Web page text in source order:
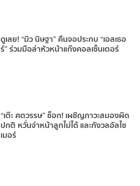
ดูเลย! “มิว นิษฐา” คืนจอประกบ “เอสเธอ
ร์” ร่วมมือล่าหัวหน้าแก๊งคอลเซ็นเตอร์
“เต๊ะ ศตวรรษ” ช็อก! เผชิญภาวะสมองผิด
ปกติ หวั่นจำหน้าลูกไม่ได้ และกังวลอัลไซ
เมอร์